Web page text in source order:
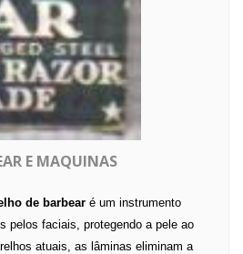
E MAQUINAS
de barbear é um instrumento
pelos faciais, protegendo a pele ao
atuais, as lâminas eliminam a